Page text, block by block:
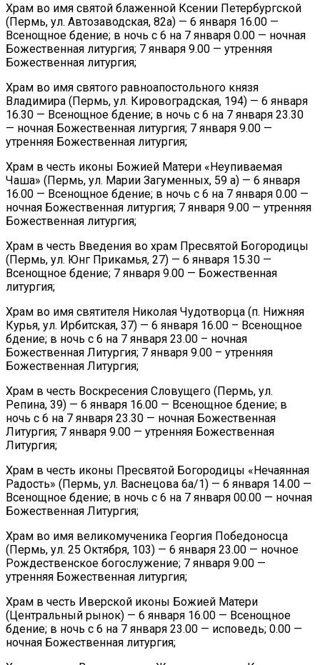
Храм во имя святой блаженной Ксении Петербургской
(Пермь, ул. Автозаводская, 82а) — 6 января 16.00 —
Всенощное бдение; в ночь с 6 на 7 января 0.00 — ночная
Божественная литургия; 7 января 9.00 — утренняя
Божественная литургия;
Храм во имя святого равноапостольного князя
Владимира (Пермь, ул. Кировоградская, 194) — 6 января
16.30 — Всенощное бдение; в ночь с 6 на 7 января 23.30
— ночная Божественная литургия; 7 января 9.00 —
утренняя Божественная литургия;
Храм в честь иконы Божией Матери «Неупиваемая
Чаша» (Пермь, ул. Марии Загуменных, 59 а) — 6 января
16.00 — Всенощное бдение; в ночь с 6 на 7 января 0.00 —
ночная Божественная литургия; 7 января 9.00 — утренняя
Божественная литургия;
Храм в честь Введения во храм Пресвятой Богородицы
(Пермь, ул. Юнг Прикамья, 27) — 6 января 15.30 —
Всенощное бдение; 7 января 9.00 — Божественная
литургия;
Храм во имя святителя Николая Чудотворца (п. Нижняя
Курья, ул. Ирбитская, 37) — 6 января 16.00 – Всенощное
бдение; в ночь с 6 на 7 января 23.00 – ночная
Божественная Литургия; 7 января 9.00 – утренняя
Божественная Литургия;
Храм в честь Воскресения Словущего (Пермь, ул.
Репина, 39) — 6 января 16.00 — Всенощное бдение; в
ночь с 6 на 7 января 23.30 — ночная Божественная
Литургия; 7 января 9.00 — утренняя Божественная
Литургия;
Храм в честь иконы Пресвятой Богородицы «Нечаянная
Радость» (Пермь, ул. Васнецова 6а/1) — 6 января 14.00 —
Всенощное бдение; в ночь с 6 на 7 января 00.00 — ночная
Божественная Литургия;
Храм во имя великомученика Георгия Победоносца
(Пермь, ул. 25 Октября, 103) — 6 января 23.00 — ночное
Рождественское богослужение; 7 января 9.00 —
утренняя Божественная литургия;
Храм в честь Иверской иконы Божией Матери
(Центральный рынок) — 6 января 16.00 — Всенощное
бдение; в ночь с 6 на 7 января 23.00 — исповедь; 0.00 —
ночная Божественная литургия;